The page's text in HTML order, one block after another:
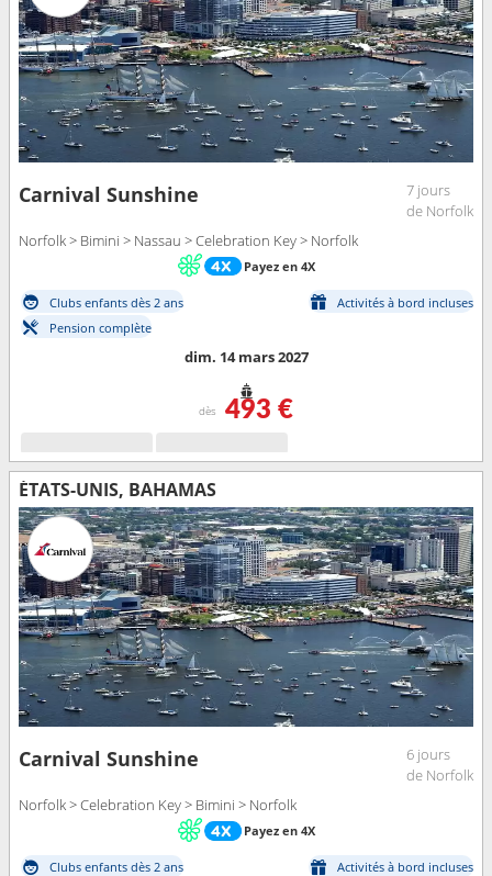
Carnival Sunshine
7 jours
de Norfolk
Norfolk > Bimini > Nassau > Celebration Key > Norfolk
Payez en 4X
Clubs enfants dès 2 ans
Activités à bord incluses
Pension complète
dim. 14 mars 2027
dès 493 €
ÉTATS-UNIS, BAHAMAS
Carnival Sunshine
6 jours
de Norfolk
Norfolk > Celebration Key > Bimini > Norfolk
Payez en 4X
Clubs enfants dès 2 ans
Activités à bord incluses